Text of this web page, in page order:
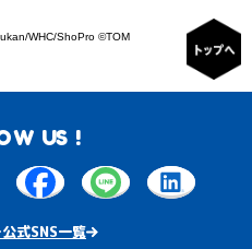
WHC/ShoPro ©TOM
US !
式SNS一覧